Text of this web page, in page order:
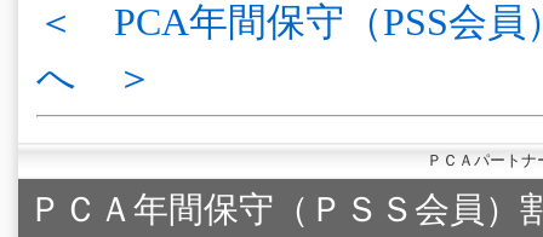
＜ PCA年間保守（PSS会員
へ ＞
ＰＣＡパート
ＰＣＡ年間保守（ＰＳＳ会員）